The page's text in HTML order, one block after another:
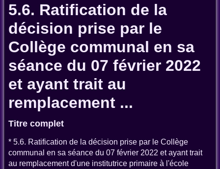
5.6. Ratification de la
décision prise par le
Collège communal en sa
séance du 07 février 2022
et ayant trait au
remplacement ...
Titre complet
* 5.6. Ratification de la décision prise par le Collège
communal en sa séance du 07 février 2022 et ayant trait
au remplacement d'une institutrice primaire à l'école